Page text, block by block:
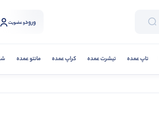
ورودو عضویت
تاپ عمده تیشرت عمده کراپ عمده مانتو عمده